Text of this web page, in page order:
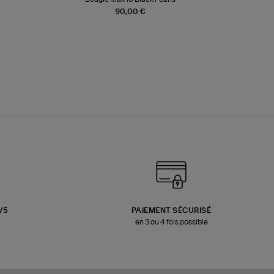
90,00 €
5
PAIEMENT SÉCURISÉ
en 3 ou 4 fois possible